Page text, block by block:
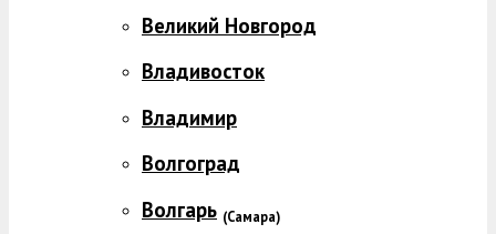
Великий Новгород
Владивосток
Владимир
Волгоград
Волгарь (Самара)